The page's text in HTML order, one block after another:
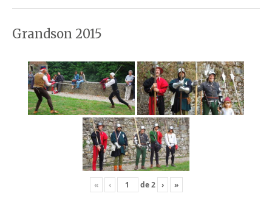
Grandson 2015
« ‹ de2 › »